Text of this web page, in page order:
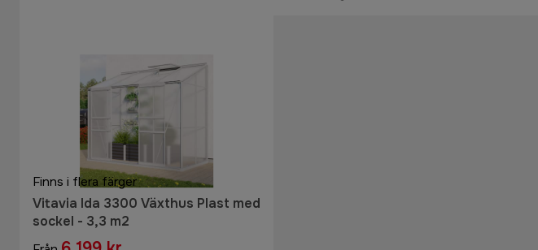
Finns i flera färger
Vitavia Ida 3300 Växthus Plast med
sockel - 3,3 m2